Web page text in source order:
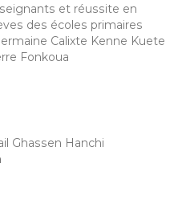
et réussite en
des écoles primaires
Calixte Kenne Kuete
Fonkoua
Ghassen Hanchi